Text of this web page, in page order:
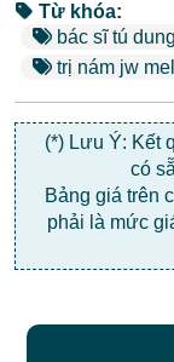
Từ khóa:
bác sĩ tú dung
trị nám jw
(*) Lưu Ý: Kết
có
Bảng giá trên
phải là mức